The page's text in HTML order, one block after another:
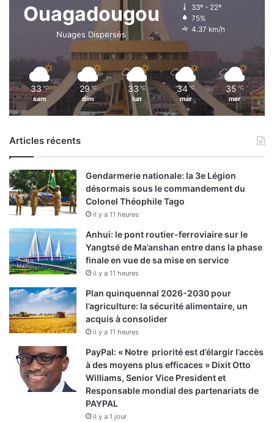
Ouagadougou
Nuages Dispersés
33º - 22º
75%
4.37 km/h
33 ℃
sam
29 ℃
dim
33 ℃
lun
34 ℃
mar
35 ℃
mer
Articles récents
Gendarmerie nationale: la 3e Légion
désormais sous le commandement du
Colonel Théophile Tago
il y a 11 heures
Anhui: le pont routier-ferroviaire sur le
Yangtsé de Ma’anshan entre dans la phase
finale en vue de sa mise en service
il y a 11 heures
Plan quinquennal 2026-2030 pour
l’agriculture: la sécurité alimentaire, un
acquis à consolider
il y a 11 heures
PayPal: « Notre priorité est d’élargir l’accès
à des moyens plus efficaces » Dixit Otto
Williams, Senior Vice President et
Responsable mondial des partenariats de
PAYPAL
il y a 1 jour